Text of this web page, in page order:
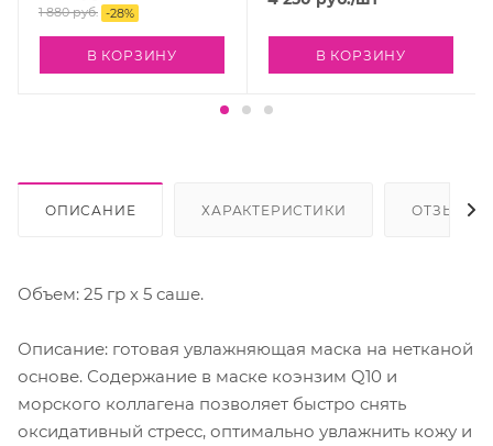
1 880руб. -28%
В КОРЗИНУ В КОРЗИНУ
ОПИСАНИЕ ХАРАКТЕРИСТИКИ ОТЗЫВЫ
Объем: 25 гр х 5 саше.
Описание: готовая увлажняющая маска на нетканой
основе. Содержание в маске коэнзим Q10 и
морского коллагена позволяет быстро снять
оксидативный стресс, оптимально увлажнить кожу и